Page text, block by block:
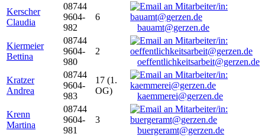
Kerscher
Claudia
08744
9604-
982
6
bauamt@gerzen.de
Kiermeier
Bettina
08744
9604-
980
2
oeffentlichkeitsarbeit@gerzen.de
Kratzer
Andrea
08744
9604-
983
17 (1.
OG)
kaemmerei@gerzen.de
Krenn
Martina
08744
9604-
981
3
buergeramt@gerzen.de